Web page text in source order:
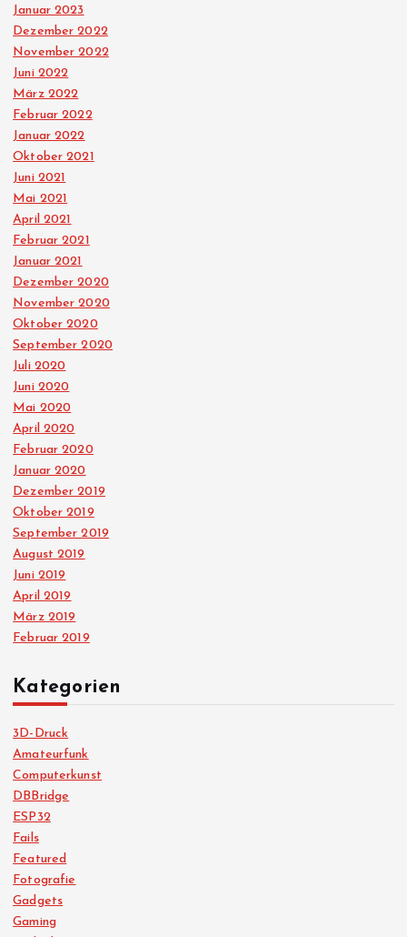
Januar 2023
Dezember 2022
November 2022
Juni 2022
März 2022
Februar 2022
Januar 2022
Oktober 2021
Juni 2021
Mai 2021
April 2021
Februar 2021
Januar 2021
Dezember 2020
November 2020
Oktober 2020
September 2020
Juli 2020
Juni 2020
Mai 2020
April 2020
Februar 2020
Januar 2020
Dezember 2019
Oktober 2019
September 2019
August 2019
Juni 2019
April 2019
März 2019
Februar 2019
Kategorien
3D-Druck
Amateurfunk
Computerkunst
DBBridge
ESP32
Fails
Featured
Fotografie
Gadgets
Gaming